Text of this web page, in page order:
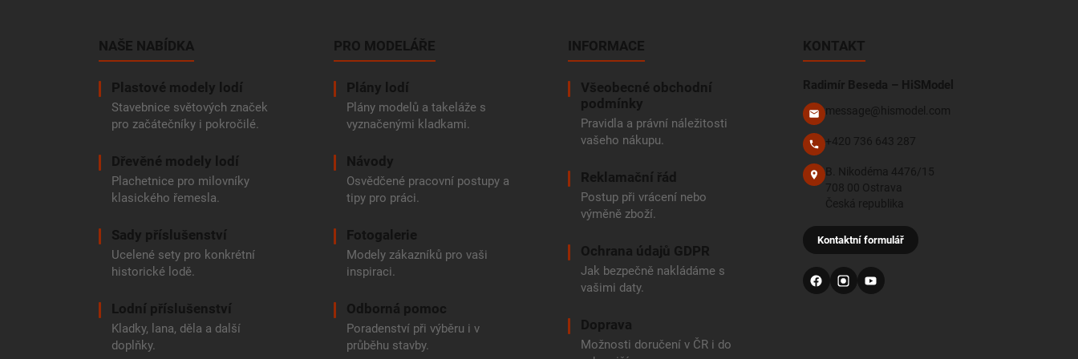
NAŠE NABÍDKA
Plastové modely lodí
Stavebnice světových značek
pro začátečníky i pokročilé.
Dřevěné modely lodí
Plachetnice pro milovníky
klasického řemesla.
Sady příslušenství
Ucelené sety pro konkrétní
historické lodě.
Lodní příslušenství
Kladky, lana, děla a další
doplňky.
PRO MODELÁŘE
Plány lodí
Plány modelů a takeláže s
vyznačenými kladkami.
Návody
Osvědčené pracovní postupy a
tipy pro práci.
Fotogalerie
Modely zákazníků pro vaši
inspiraci.
Odborná pomoc
Poradenství při výběru i v
průběhu stavby.
INFORMACE
Všeobecné obchodní
podmínky
Pravidla a právní náležitosti
vašeho nákupu.
Reklamační řád
Postup při vrácení nebo
výměně zboží.
Ochrana údajů GDPR
Jak bezpečně nakládáme s
vašimi daty.
Doprava
Možnosti doručení v ČR i do
KONTAKT
Radimír Beseda – HiSModel
message@hismodel.com
+420 736 643 287
B. Nikodéma 4476/15
708 00 Ostrava
Česká republika
Kontaktní formulář